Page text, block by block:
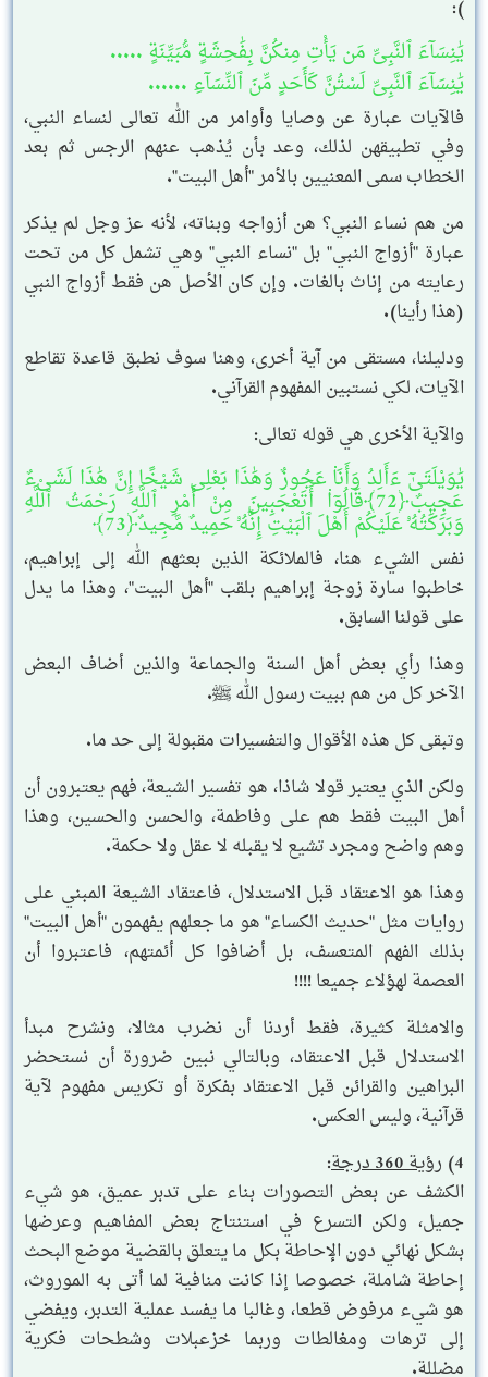
):
يَٰنِسَآءَ ٱلنَّبِىِّ مَن يَأْتِ مِنكُنَّ بِفَٰحِشَةٍ مُّبَيِّنَةٍ .....
يَٰنِسَآءَ ٱلنَّبِىِّ لَسْتُنَّ كَأَحَدٍ مِّنَ ٱلنِّسَآءِ ......
فالآيات عبارة عن وصايا وأوامر من الله تعالى لنساء النبي،
وفي تطبيقهن لذلك، وعد بأن يُذهب عنهم الرجس ثم بعد
الخطاب سمى المعنيين بالأمر "أهل البيت".
من هم نساء النبي؟ هن أزواجه وبناته، لأنه عز وجل لم يذكر
عبارة "أزواج النبي" بل "نساء النبي" وهي تشمل كل من تحت
رعايته من إناث بالغات. وإن كان الأصل هن فقط أزواج النبي
(هذا رأينا).
ودليلنا، مستقى من آية أخرى، وهنا سوف نطبق قاعدة تقاطع
الآيات، لكي نستبين المفهوم القرآني.
والآية الأخرى هي قوله تعالى:
يَٰوَيْلَتَىٰٓ ءَأَلِدُ وَأَنَا۠ عَجُوزٌ وَهَٰذَا بَعْلِى شَيْخًا إِنَّ هَٰذَا لَشَىْءٌ
عَجِيبٌ﴿72﴾قَالُوٓا۟ أَتَعْجَبِينَ مِنْ أَمْرِ ٱللَّهِ رَحْمَتُ ٱللَّهِ
وَبَرَكَٰتُهُۥ عَلَيْكُمْ أَهْلَ ٱلْبَيْتِ إِنَّهُۥ حَمِيدٌ مَّجِيدٌ﴿73﴾
نفس الشيء هنا، فالملائكة الذين بعثهم الله إلى إبراهيم،
خاطبوا سارة زوجة إبراهيم بلقب "أهل البيت"، وهذا ما يدل
على قولنا السابق.
وهذا رأي بعض أهل السنة والجماعة والذين أضاف البعض
الآخر كل من هم ببيت رسول الله ﷺ.
وتبقى كل هذه الأقوال والتفسيرات مقبولة إلى حد ما.
ولكن الذي يعتبر قولا شاذا، هو تفسير الشيعة، فهم يعتبرون أن
أهل البيت فقط هم على وفاطمة، والحسن والحسين، وهذا
وهم واضح ومجرد تشيع لا يقبله لا عقل ولا حكمة.
وهذا هو الاعتقاد قبل الاستدلال، فاعتقاد الشيعة المبني على
روايات مثل "حديث الكساء" هو ما جعلهم يفهمون "أهل البيت"
بذلك الفهم المتعسف، بل أضافوا كل أئمتهم، فاعتبروا أن
العصمة لهؤلاء جميعا !!!!
والامثلة كثيرة، فقط أردنا أن نضرب مثالا، ونشرح مبدأ
الاستدلال قبل الاعتقاد، وبالتالي نبين ضرورة أن نستحضر
البراهين والقرائن قبل الاعتقاد بفكرة أو تكريس مفهوم لآية
قرآنية، وليس العكس.
4) رؤية 360 درجة
:
الكشف عن بعض التصورات بناء على تدبر عميق، هو شيء
جميل، ولكن التسرع في استنتاج بعض المفاهيم وعرضها
بشكل نهائي دون الإحاطة بكل ما يتعلق بالقضية موضع البحث
إحاطة شاملة، خصوصا إذا كانت منافية لما أتى به الموروث،
هو شيء مرفوض قطعا، وغالبا ما يفسد عملية التدبر، ويفضي
إلى ترهات ومغالطات وربما خزعبلات وشطحات فكرية
مضللة.